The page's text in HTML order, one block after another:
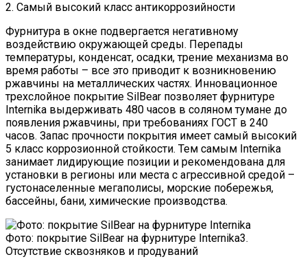
2. Самый высокий класс антикоррозийности
Фурнитура в окне подвергается негативному
воздействию окружающей среды. Перепады
температуры, конденсат, осадки, трение механизма во
время работы – все это приводит к возникновению
ржавчины на металлических частях. Инновационное
трехслойное покрытие SilBear позволяет фурнитуре
Internika выдерживать 480 часов в соляном тумане до
появления ржавчины, при требованиях ГОСТ в 240
часов. Запас прочности покрытия имеет самый высокий
5 класс коррозионной стойкости. Тем самым Internika
занимает лидирующие позиции и рекомендована для
установки в регионы или места с агрессивной средой –
густонаселенные мегаполисы, морские побережья,
бассейны, бани, химические производства.
Фото: покрытие SilBear на фурнитуре Internika3.
Отсутствие сквозняков и продуваний